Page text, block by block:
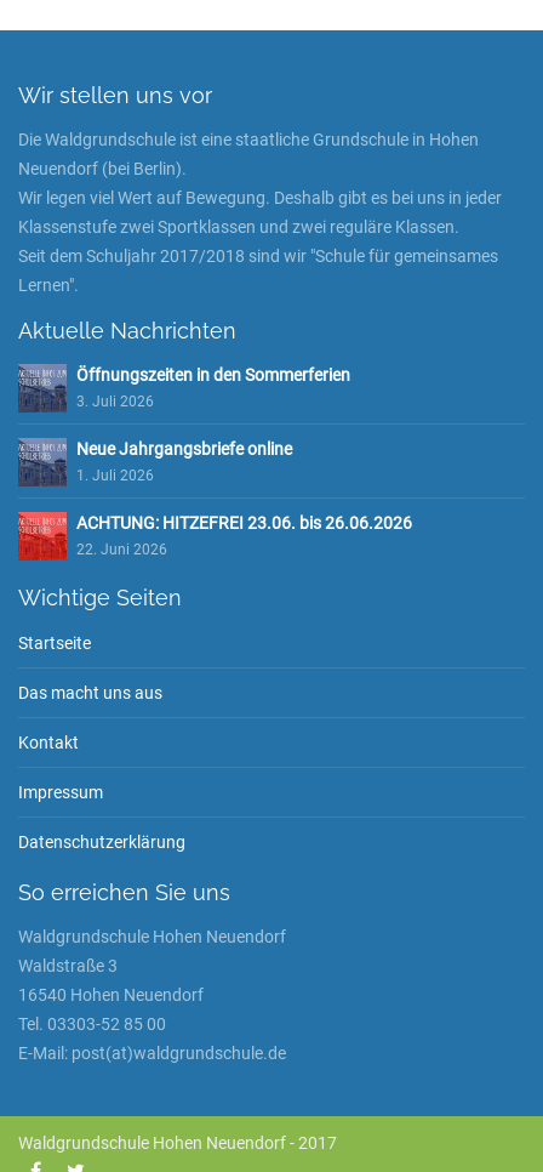
Wir stellen uns vor
Die Waldgrundschule ist eine staatliche Grundschule in Hohen
Neuendorf (bei Berlin).
Wir legen viel Wert auf Bewegung. Deshalb gibt es bei uns in jeder
Klassenstufe zwei Sportklassen und zwei reguläre Klassen.
Seit dem Schuljahr 2017/2018 sind wir "Schule für gemeinsames
Lernen".
Aktuelle Nachrichten
Öffnungszeiten in den Sommerferien
3. Juli 2026
Neue Jahrgangsbriefe online
1. Juli 2026
ACHTUNG: HITZEFREI 23.06. bis 26.06.2026
22. Juni 2026
Wichtige Seiten
Startseite
Das macht uns aus
Kontakt
Impressum
Datenschutzerklärung
So erreichen Sie uns
Waldgrundschule Hohen Neuendorf
Waldstraße 3
16540 Hohen Neuendorf
Tel. 03303-52 85 00
E-Mail: post(at)waldgrundschule.de
Waldgrundschule Hohen Neuendorf - 2017